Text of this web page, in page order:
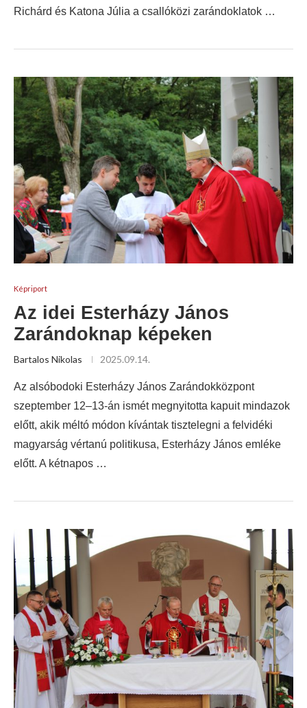
Richárd és Katona Júlia a csallóközi zarándoklatok …
Képriport
Az idei Esterházy János
Zarándoknap képeken
Bartalos Nikolas 2025.09.14.
Az alsóbodoki Esterházy János Zarándokközpont
szeptember 12–13-án ismét megnyitotta kapuit mindazok
előtt, akik méltó módon kívántak tisztelegni a felvidéki
magyarság vértanú politikusa, Esterházy János emléke
előtt. A kétnapos …